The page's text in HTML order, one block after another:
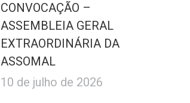
CONVOCAÇÃO –
ASSEMBLEIA GERAL
EXTRAORDINÁRIA DA
ASSOMAL
10 de julho de 2026